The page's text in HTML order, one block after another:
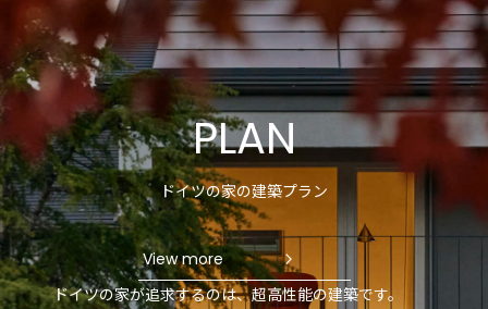
PLAN
ドイツの家の建築プラン
View more
ドイツの家が追求するのは、超高性能の建築です。